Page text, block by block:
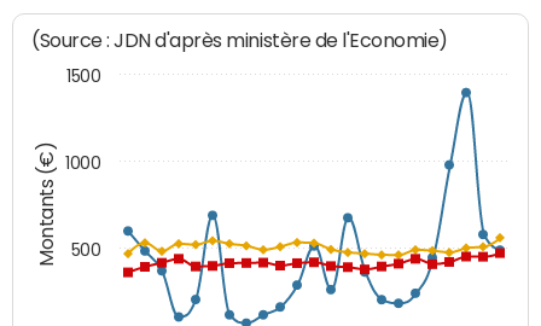
Montants (€)
(Source : JDN d'après ministère de l'Economie)
500
1000
1500